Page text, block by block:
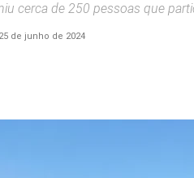
cerca de 250 pessoas que
25 de junho de 2024